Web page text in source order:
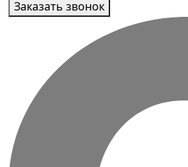
Заказать звонок